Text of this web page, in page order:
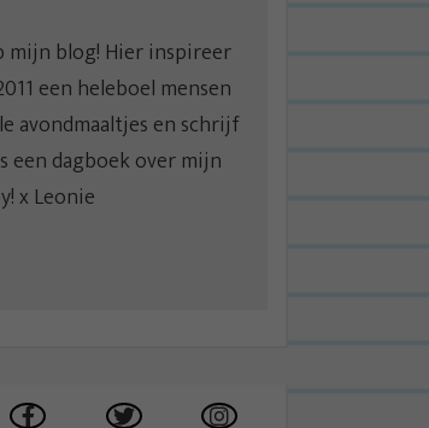
mijn blog! Hier inspireer
een heleboel mensen
avondmaaltjes en schrijf
een dagboek over mijn
x Leonie